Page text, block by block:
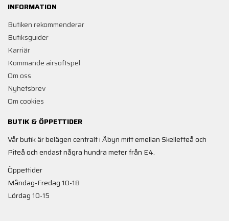
INFORMATION
Butiken rekommenderar
Butiksguider
Karriär
Kommande airsoftspel
Om oss
Nyhetsbrev
Om cookies
BUTIK & ÖPPETTIDER
Vår butik är belägen centralt i Åbyn mitt emellan Skellefteå och
Piteå och endast några hundra meter från E4.
Öppettider
Måndag-Fredag 10-18
Lördag 10-15